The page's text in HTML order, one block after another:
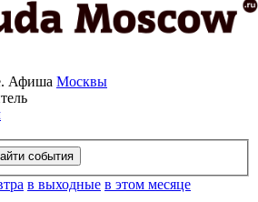
Афиша Москвы
в выходные в этом месяце